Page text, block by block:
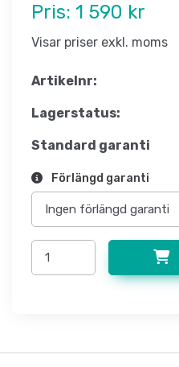
Pris: 1 590 kr
Visar priser exkl. moms
Artikelnr:
Lagerstatus:
Standard garanti
Förlängd garanti